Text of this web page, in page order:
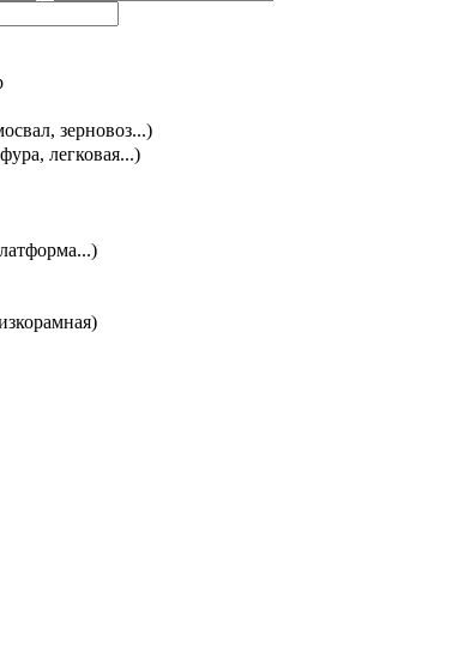
зерновоз...)
легковая...)